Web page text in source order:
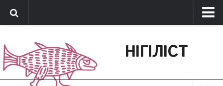
Обратная связь
Поддержать сайт
НІГІЛІСТ